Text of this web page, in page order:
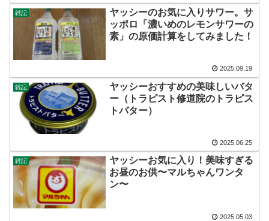
雑記
ヤッシーのお気に入りサワー。サ
ッポロ「濃いめのレモンサワーの
素」の原価計算をしてみました！
2025.09.19
雑記
ヤッシーおすすめの美味しいバタ
ー（トラピスト修道院のトラピス
トバター）
2025.06.25
雑記
ヤッシーお気に入り！美味すぎる
お昼のお供〜マルちゃんワンタ
ン〜
2025.05.03